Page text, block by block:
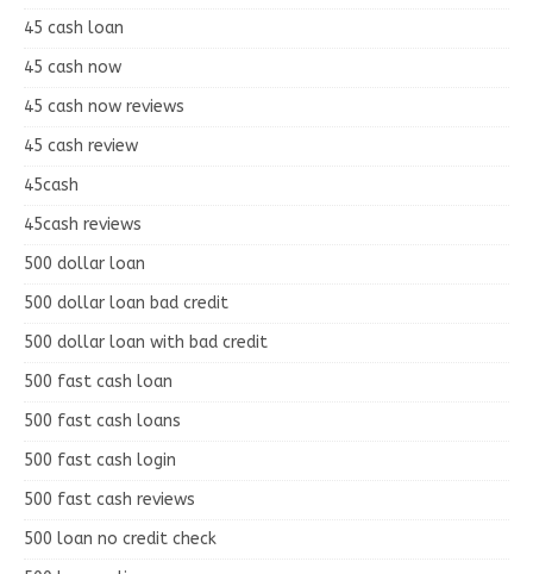
45 cash loan
45 cash now
45 cash now reviews
45 cash review
45cash
45cash reviews
500 dollar loan
500 dollar loan bad credit
500 dollar loan with bad credit
500 fast cash loan
500 fast cash loans
500 fast cash login
500 fast cash reviews
500 loan no credit check